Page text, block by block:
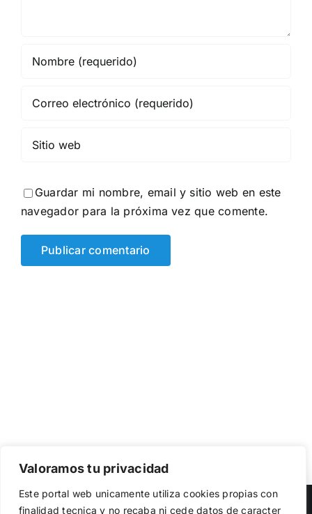
Valoramos tu privacidad
Este portal web unicamente utiliza cookies propias con
finalidad tecnica y no recaba ni cede datos de caracter
Guardar mi nombre, email y sitio web en este
navegador para la próxima vez que comente.
Copyright 2023 | Democracia Nacional | All Rights Reserved
el funcionamiento de la web, medir su uso y mejorar